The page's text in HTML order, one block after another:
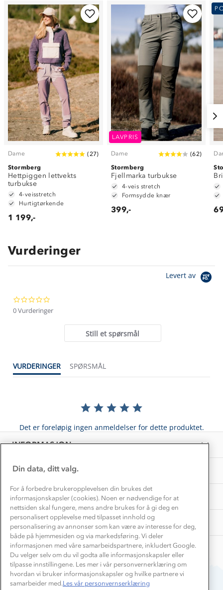
Dame ( 27)
Stormberg
Hettpiggen lettvekts
turbukse
4-veisstretch
Hurtigtørkende
1 199,-
LAVPRIS
Dame (62)
Stormberg
Fjellmarka turbukse
4-veis stretch
Formsydde knær
399,-
Vurderinger
Levert av
star
0 Vurderinger
Still et spørsmål
VURDERINGER SPØRSMÅL
Det er foreløpig ingen anmeldelser for dette produktet.
INFORMASJON
Kundeservice
Kundeklubb
Bedrift, barnehage og SFO
Presse
OM OSS
Klima og miljø
1% til samfunnet
Samarbeide med oss?
TIPS OG RÅD
Trelagsprinsippet barn
Alt du trenger til Norgesferien
Gravidklær
Vask og vedlikehold
EL-retur
Store størrelser
Turmat oppskrifter
Beredskap
AKTIVITETER
Få turinspirasjon og tips her⛰
Overnatte utendørs⛺
Leirskole 🥾
Barnehageansatt
Tips til hyttetur
Din data, ditt valg.
For å forbedre brukeropplevelsen din brukes det
informasjonskapsler (cookies). Noen er nødvendige for at
nettsiden skal fungere, mens andre brukes for å gi deg en
personalisert opplevelse med tilpasset innhold og
personalisering av annonser som kan være av interesse for deg,
både på hjemmesiden og via markedsføring. Vi deler
informasjonen med våre samarbeidspartnere, inkludert Google.
Du velger selv om du vil godta alle informasjonskapsler eller
tilpasse innstillingene. Les mer i vår personvernerklæring om
hvordan vi bruker informasjonskapsler og hvilke partnere vi
samarbeider med.Les vår personvernserklæring